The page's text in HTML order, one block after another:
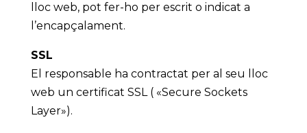
lloc web, pot fer-ho per escrit o indicat a
l’encapçalament.
SSL
El responsable ha contractat per al seu lloc
web un certificat SSL ( «Secure Sockets
Layer»).